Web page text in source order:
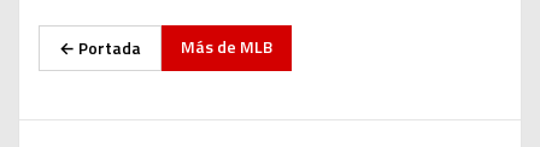
← Portada Más de MLB